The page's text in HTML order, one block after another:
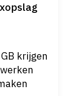
krijgen